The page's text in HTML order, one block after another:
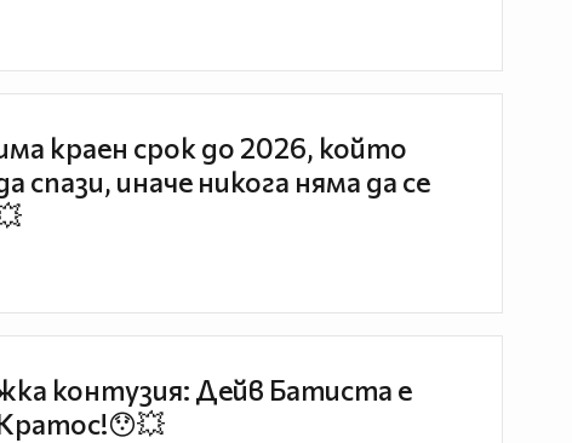
краен срок до 2026, който
спази, иначе никога няма да се
контузия: Дейв Батиста е